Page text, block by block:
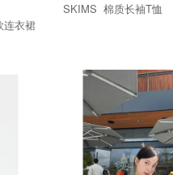
SKIMS 棉质长袖T恤